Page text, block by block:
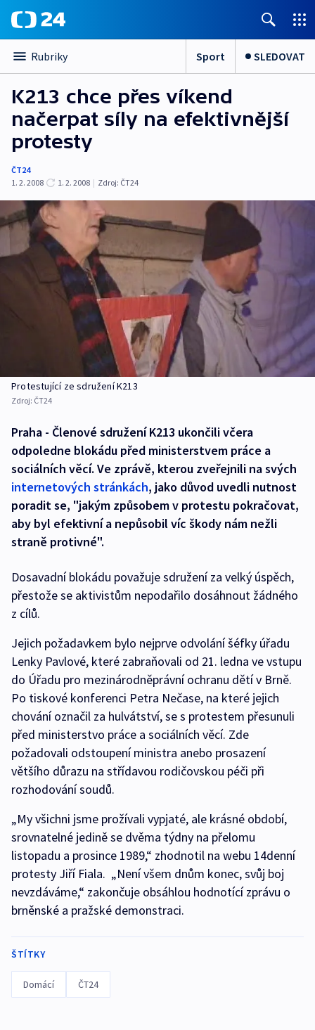
Rubriky Sport SLEDOVAT
K213 chce přes víkend
načerpat síly na efektivnější
protesty
ČT24
1. 2. 2008
1. 2. 2008 | Zdroj: ČT24
Protestující ze sdružení K213
Zdroj: ČT24
Praha - Členové sdružení K213 ukončili včera
odpoledne blokádu před ministerstvem práce a
sociálních věcí. Ve zprávě, kterou zveřejnili na svých
internetových stránkách, jako důvod uvedli nutnost
poradit se, "jakým způsobem v protestu pokračovat,
aby byl efektivní a nepůsobil víc škody nám nežli
straně protivné".
Dosavadní blokádu považuje sdružení za velký úspěch,
přestože se aktivistům nepodařilo dosáhnout žádného
z cílů.
Jejich požadavkem bylo nejprve odvolání šéfky úřadu
Lenky Pavlové, které zabraňovali od 21. ledna ve vstupu
do Úřadu pro mezinárodněprávní ochranu dětí v Brně.
Po tiskové konferenci Petra Nečase, na které jejich
chování označil za hulvátství, se s protestem přesunuli
před ministerstvo práce a sociálních věcí. Zde
požadovali odstoupení ministra anebo prosazení
většího důrazu na střídavou rodičovskou péči při
rozhodování soudů.
„My všichni jsme prožívali vypjaté, ale krásné období,
srovnatelné jedině se dvěma týdny na přelomu
listopadu a prosince 1989,“ zhodnotil na webu 14denní
protesty Jiří Fiala. „Není všem dnům konec, svůj boj
nevzdáváme,“ zakončuje obsáhlou hodnotící zprávu o
brněnské a pražské demonstraci.
ŠTÍTKY
Domácí ČT24